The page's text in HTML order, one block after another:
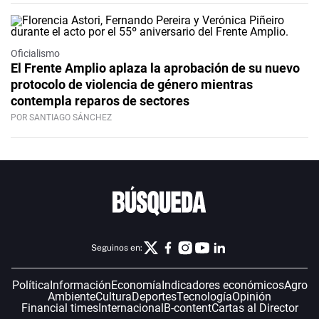
Oficialismo
El Frente Amplio aplaza la aprobación de su nuevo
protocolo de violencia de género mientras
contempla reparos de sectores
POR SANTIAGO SÁNCHEZ
Seguinos en:
PolíticaInformaciónEconomíaIndicadores económicosAgro
AmbienteCulturaDeportesTecnologíaOpinión
Financial timesInternacionalB-contentCartas al Director